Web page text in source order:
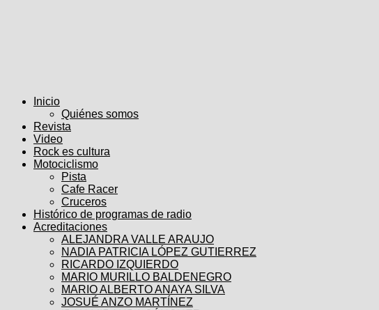
Inicio
Quiénes somos
Revista
Video
Rock es cultura
Motociclismo
Pista
Cafe Racer
Cruceros
Histórico de programas de radio
Acreditaciones
ALEJANDRA VALLE ARAUJO
NADIA PATRICIA LÓPEZ GUTIERREZ
RICARDO IZQUIERDO
MARIO MURILLO BALDENEGRO
MARIO ALBERTO ANAYA SILVA
JOSUÉ ANZO MARTÍNEZ